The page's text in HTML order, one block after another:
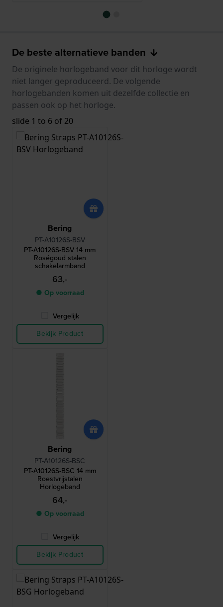
De beste alternatieve banden
De originele horlogeband voor dit horloge wordt
niet langer geproduceerd. De volgende
horlogebanden komen uit dezelfde collectie en
passen ook op het horloge.
slide 1 to 6 of 20
Bering
PT-A10126S-BSV
PT-A10126S-BSV 14 mm
Roségoud stalen
schakelarmband
63,-
● Op voorraad
Vergelijk
Bekijk Product
Bering
PT-A10126S-BSC
PT-A10126S-BSC 14 mm
Roestvrijstalen
Horlogeband
64,-
● Op voorraad
Vergelijk
Bekijk Product